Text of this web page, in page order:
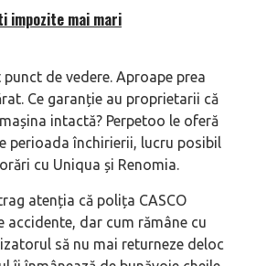
impozite mai mari
de vedere. Aproape prea
Ce garanție au proprietarii că
intactă? Perpetoo le oferă
perioada închirierii, lucru posibil
cu Uniqua și Renomia.
atenția că polița CASCO
accidente, dar cum rămâne cu
să nu mai returneze deloc